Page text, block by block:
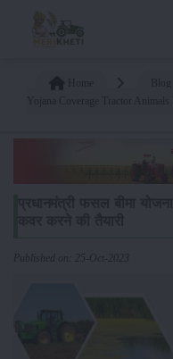
Published on: 25-Oct-2023